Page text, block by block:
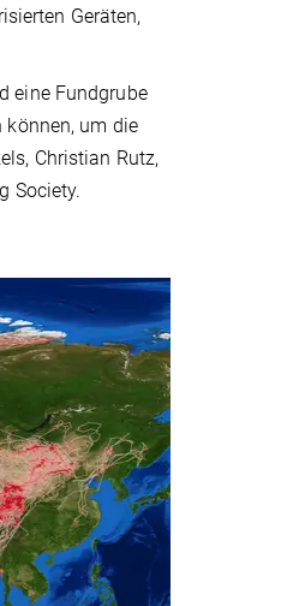
Geräten,
eine Fundgrube
können, um die
Christian Rutz,
Society.